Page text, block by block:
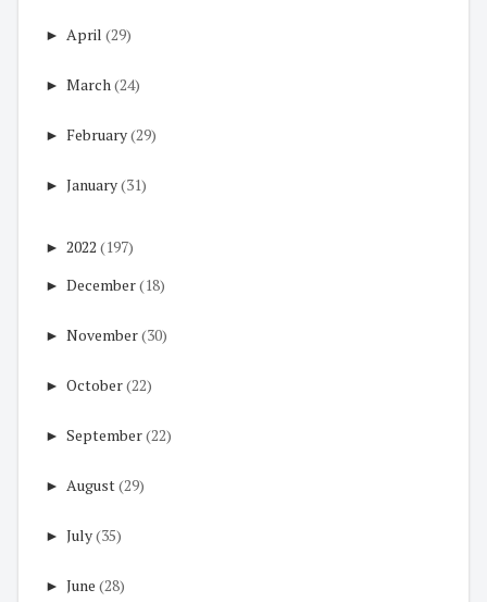
► April (29)
► March(24)
► February(29)
► January(31)
► 2022 (197)
► December(18)
► November(30)
► October(22)
► September(22)
► August(29)
► July(35)
► June (28)